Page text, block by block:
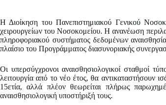
Η Διοίκηση του Πανεπιστημιακού Γενικού
χειρουργείων του Νοσοκομείου. Η ανανέωση
πληροφοριακού συστήματος δεδομένων
πλαίσιο του Προγράμματος διασυνοριακής
Οι υπερσύγχρονοι αναισθησιολογικοί σταθμοί
λειτουργία από το νέο έτος, θα αντικαταστήσουν
15ετία, αλλά πλέον θεωρείται πλήρως
αναισθησιολογική υποστήριξή τους.